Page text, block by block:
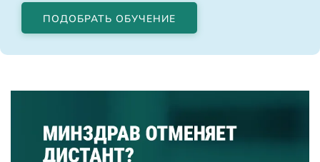
ПОДОБРАТЬ ОБУЧЕНИЕ